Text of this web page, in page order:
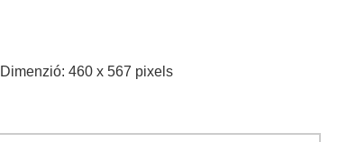
Dimenzió: 460 x 567 pixels